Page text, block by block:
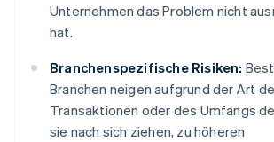
Unternehmen das Problem nicht
hat.
Branchenspezifische Risiken:
Branchen neigen aufgrund der Art
Transaktionen oder des Umfangs
sie nach sich ziehen, zu höheren